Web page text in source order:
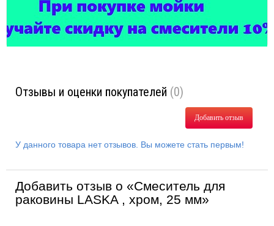
Отзывы и оценки покупателей (0)
Добавить отзыв
У данного товара нет отзывов. Вы можете стать первым!
Добавить отзыв о «Смеситель для
раковины LASKA , хром, 25 мм»